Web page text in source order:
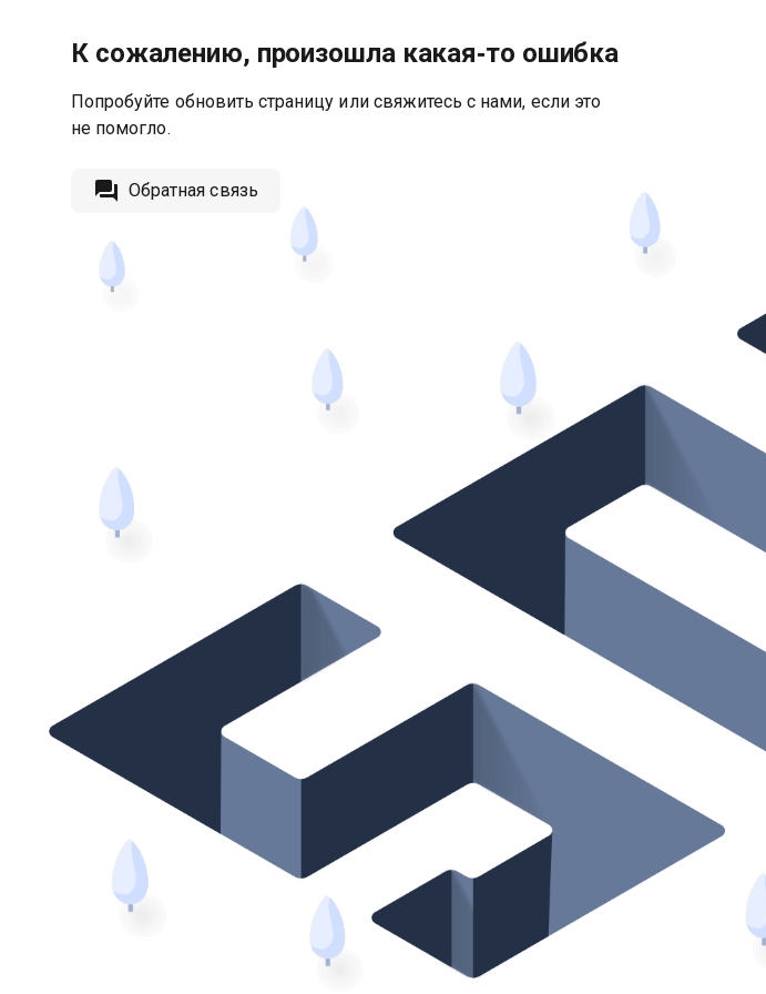
К сожалению, произошла какая‑то ошибка
Попробуйте обновить страницу или свяжитесь с нами, если это
не помогло.
Обратная связь